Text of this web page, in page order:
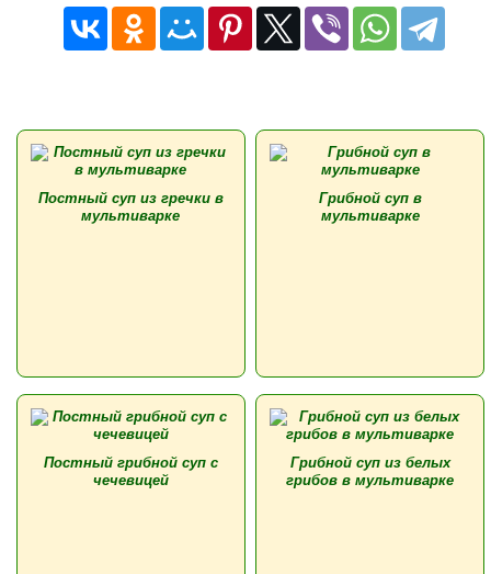
Постный суп из гречки в
мультиварке
Грибной суп в
мультиварке
Постный грибной суп с
чечевицей
Грибной суп из белых
грибов в мультиварке